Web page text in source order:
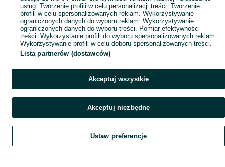
Szukaj Obserwujesz Dodaj Czat Konto
usług. Tworzenie profili w celu personalizacji treści. Tworzenie
profili w celu spersonalizowanych reklam. Wykorzystywanie
ograniczonych danych do wyboru reklam. Wykorzystywanie
ograniczonych danych do wyboru treści. Pomiar efektywności
treści. Wykorzystanie profili do wyboru spersonalizowanych reklam.
Wykorzystywanie profili w celu doboru spersonalizowanych treści.
Lista partnerów (dostawców)
Akceptuj wszystkie
Akceptuj niezbędne
Ustaw preferencje